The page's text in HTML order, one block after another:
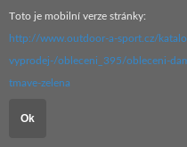
Toto je mobilní verze stránky:
http://www.outdoor-a-sport.cz/
vyprodej-/obleceni_395/obleceni-
tmave-zelena
Ok